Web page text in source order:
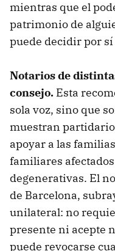
mientras que el
patrimonio de
puede decidir por
Notarios de
consejo. Esta
sola voz, sino que
muestran
apoyar a las
familiares
degenerativas. El
de Barcelona,
unilateral: no
presente ni acepte
puede revocarse